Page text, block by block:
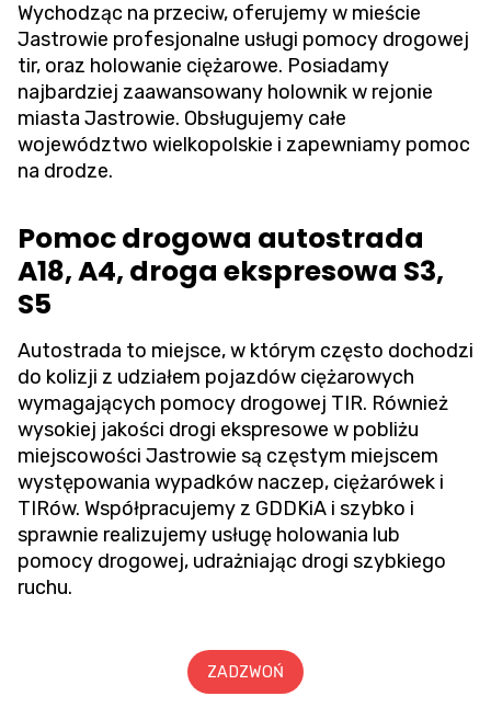
Wychodząc na przeciw, oferujemy w mieście
Jastrowie profesjonalne usługi pomocy drogowej
tir, oraz holowanie ciężarowe. Posiadamy
najbardziej zaawansowany holownik w rejonie
miasta Jastrowie. Obsługujemy całe
województwo wielkopolskie i zapewniamy pomoc
na drodze.
Pomoc drogowa autostrada
A18, A4, droga ekspresowa S3,
S5
Autostrada to miejsce, w którym często dochodzi
do kolizji z udziałem pojazdów ciężarowych
wymagających pomocy drogowej TIR. Również
wysokiej jakości drogi ekspresowe w pobliżu
miejscowości Jastrowie są częstym miejscem
występowania wypadków naczep, ciężarówek i
TIRów. Współpracujemy z GDDKiA i szybko i
sprawnie realizujemy usługę holowania lub
pomocy drogowej, udrażniając drogi szybkiego
ruchu.
ZADZWOŃ